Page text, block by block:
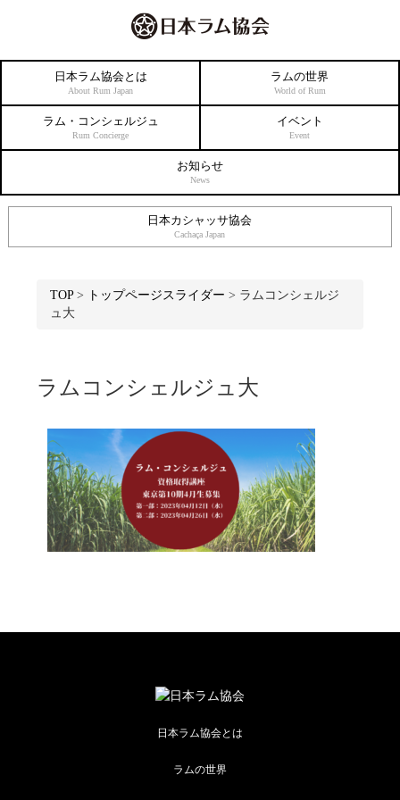
日本ラム協会とは
About Rum Japan
ラムの世界
World of Rum
ラム・コンシェルジュ
Rum Concierge
イベント
Event
お知らせ
News
日本カシャッサ協会
Cachaça Japan
TOP> トップページスライダー > ラムコンシェルジ
ュ大
ラムコンシェルジュ大
日本ラム協会とは
ラムの世界